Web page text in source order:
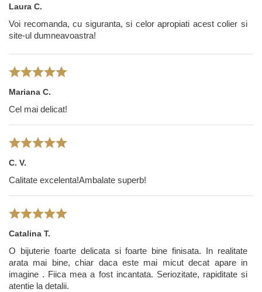
Laura C.
Voi recomanda, cu siguranta, si celor apropiati acest colier si
site-ul dumneavoastra!
Mariana C.
Cel mai delicat!
C. V.
Calitate excelenta!Ambalate superb!
Catalina T.
O bijuterie foarte delicata si foarte bine finisata. In realitate
arata mai bine, chiar daca este mai micut decat apare in
imagine . Fiica mea a fost incantata. Seriozitate, rapiditate si
atentie la detalii.